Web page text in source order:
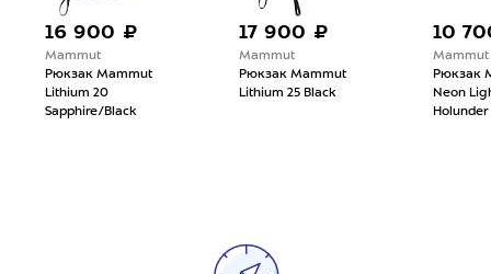
16 900 ₽
Mammut
Рюкзак Mammut
Lithium 20
Sapphire/Black
17 900 ₽
Mammut
Рюкзак Mammut
Lithium 25 Black
10
Mammut
Рюкзак
Neon
Holunder